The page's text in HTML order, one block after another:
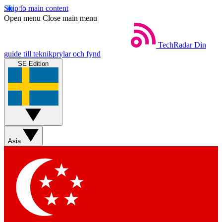
Skip to main content
Open menu Close main menu
TechRadar Din
guide till teknikprylar och fynd
SE Edition
Asia